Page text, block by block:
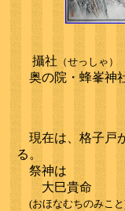
攝社（せっしゃ）
奥の院・蜂峯神
現在は、格子戸
る。
祭神は
大巳貴命
(おほなむちのみこ